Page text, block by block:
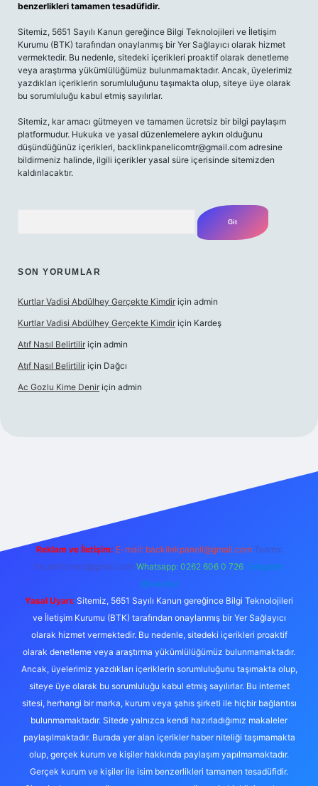
benzerlikleri tamamen tesadüfidir.
Sitemiz, 5651 Sayılı Kanun gereğince Bilgi Teknolojileri ve İletişim
Kurumu (BTK) tarafından onaylanmış bir Yer Sağlayıcı olarak hizmet
vermektedir. Bu nedenle, sitedeki içerikleri proaktif olarak denetleme
veya araştırma yükümlülüğümüz bulunmamaktadır. Ancak, üyelerimiz
yazdıkları içeriklerin sorumluluğunu taşımakta olup, siteye üye olarak
bu sorumluluğu kabul etmiş sayılırlar.
Sitemiz, kar amacı gütmeyen ve tamamen ücretsiz bir bilgi paylaşım
platformudur. Hukuka ve yasal düzenlemelere aykırı olduğunu
düşündüğünüz içerikleri, backlinkpanelicomtr@gmail.com adresine
bildirmeniz halinde, ilgili içerikler yasal süre içerisinde sitemizden
kaldırılacaktır.
SON YORUMLAR
Kurtlar Vadisi Abdülhey Gerçekte Kimdir için admin
Kurtlar Vadisi Abdülhey Gerçekte Kimdir için Kardeş
Atıf Nasıl Belirtilir için admin
Atıf Nasıl Belirtilir için Dağcı
Ac Gozlu Kime Denir için admin
Reklam ve İletişim: E-mail: backlinkpaneli@gmail.com Teams:
forumhizmeti@gmail.com Whatsapp: 0262 606 0 726 Telegram:
@karabul
Yasal Uyarı: Sitemiz, 5651 Sayılı Kanun gereğince Bilgi Teknolojileri
ve İletişim Kurumu (BTK) tarafından onaylanmış bir Yer Sağlayıcı
olarak hizmet vermektedir. Bu nedenle, sitedeki içerikleri proaktif
olarak denetleme veya araştırma yükümlülüğümüz bulunmamaktadır.
Ancak, üyelerimiz yazdıkları içeriklerin sorumluluğunu taşımakta olup,
siteye üye olarak bu sorumluluğu kabul etmiş sayılırlar. Bu internet
sitesi, herhangi bir marka, kurum veya şahıs şirketi ile hiçbir bağlantısı
bulunmamaktadır. Sitede yalnızca kendi hazırladığımız makaleler
paylaşılmaktadır. Burada yer alan içerikler haber niteliği taşımamakta
olup, gerçek kurum ve kişiler hakkında paylaşım yapılmamaktadır.
Gerçek kurum ve kişiler ile isim benzerlikleri tamamen tesadüfidir.